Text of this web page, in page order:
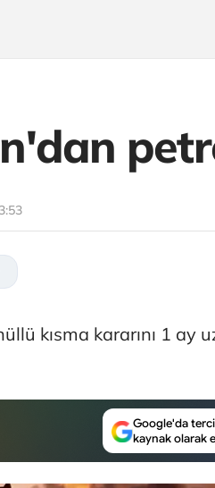
kısma kararını 1 ay
Google'da
kaynak olarak